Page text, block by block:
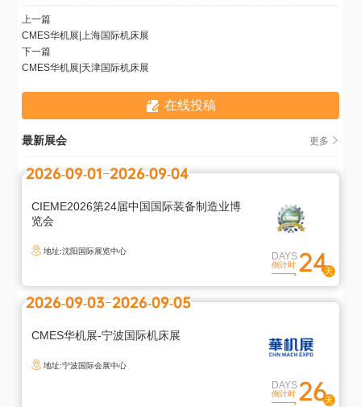
上一篇
CMES华机展|上海国际机床展
下一篇
CMES华机展|天津国际机床展
在线投稿
最新展会 更多
2026-09-01 2026-09-04
CIEME2026第24届中国国际装备制造业博
览会
地址:沈阳国际展览中心 DAYS
倒计时 24
2026-09-03 2026-09-05
CMES华机展-宁波国际机床展
地址:宁波国际会展中心
DAYS
倒计时 26